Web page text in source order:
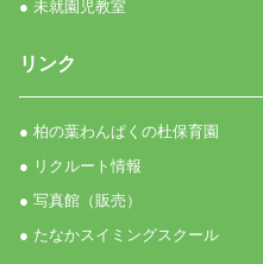
● 未就園児教室
リンク
● 柏の葉わんぱくの杜保育園
● リクルート情報
● 写真館（販売）
● たなかスイミングスクール